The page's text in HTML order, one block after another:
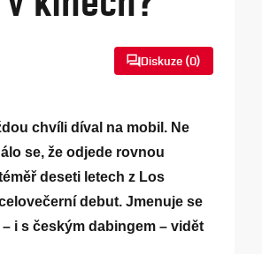
Diskuze (0)
chvíli díval na mobil. Ne
se, že odjede rovnou
deseti letech z Los
debut. Jmenuje se
i s českým dabingem – vidět